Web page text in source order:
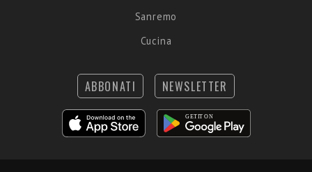
Sanremo
Cucina
ABBONATI NEWSLETTER